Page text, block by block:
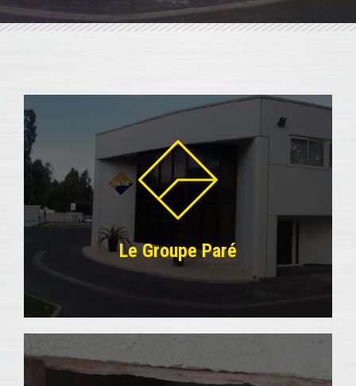
Le Groupe Paré
Le Groupe Paré
vous accueille à Six-Fours-les-Plages, dans la zone